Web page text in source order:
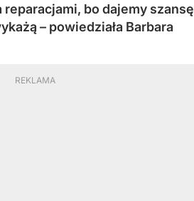
reparacjami, bo dajemy szansę
– powiedziała Barbara